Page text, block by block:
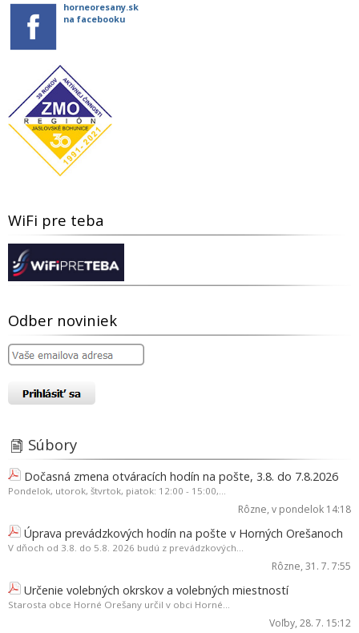
horneoresany.sk
na facebooku
WiFi pre teba
Odber noviniek
Súbory
Dočasná zmena otváracích hodín na pošte, 3.8. do 7.8.2026
Pondelok, utorok, štvrtok, piatok: 12:00 - 15:00,...
Rôzne, v pondelok 14:18
Úprava prevádzkových hodín na pošte v Horných Orešanoch
V dňoch od 3.8. do 5.8. 2026 budú z prevádzkových...
Rôzne, 31. 7. 7:55
Určenie volebných okrskov a volebných miestností
Starosta obce Horné Orešany určil v obci Horné...
Voľby, 28. 7. 15:12